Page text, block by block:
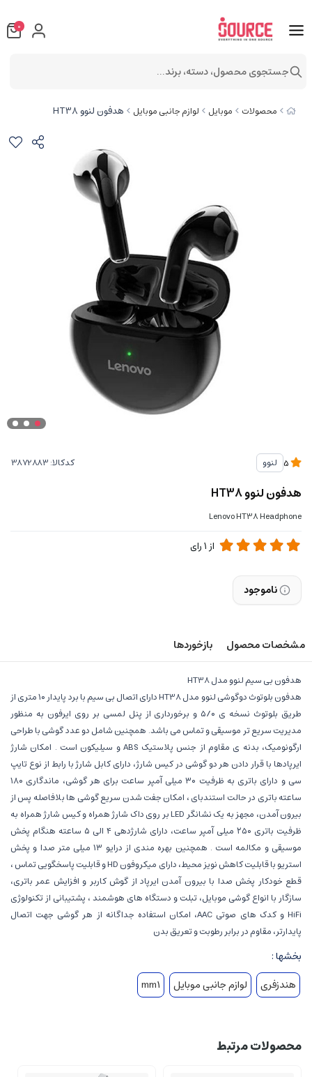
محصولات موبایل لوازم جانبی موبایل هدفون لنوو HT38
لنوو کدکالا:
هدفون لنوو HT38
Lenovo HT38 Headphone
از 1رای
ناموجود
مشخصات محصول بازخوردها
هدفون بی سیم لنوو مدل HT38
هدفون بلوتوث دوگوشی لنوو مدل HT38 دارای اتصال بی سیم با برد پایدار ۱۰ متری از
طریق بلوتوث نسخه ی ۵/۰ و برخورداری از پنل لمسی بر روی ایرفون به منظور
مدیریت سریع تر موسیقی و تماس می باشد. همچنین شامل دو عدد گوشی با طراحی
ارگونومیک، بدنه ی مقاوم از جنس پلاستیک ABS و سیلیکون است . امکان شارژ
ایرپادها با قرار دادن هر دو گوشی در کیس شارژ، دارای کابل شارژ با رابط از نوع تایپ
سی و دارای باتری به ظرفیت ۳۰ میلی آمپر ساعت برای هر گوشی، ماندگاری ۱۸۰
ساعته باتری در حالت استندبای ، امکان جفت شدن سریع گوشی ها بلافاصله پس از
بیرون آمدن، مجهز به یک نشانگر LED بر روی داک شارژ همراه و کیس شارژ همراه به
ظرفیت باتری ۲۵۰ میلی آمپر ساعت، دارای شارژدهی ۴ الی ۵ ساعته هنگام پخش
موسیقی و مکالمه است . همچنین بهره مندی از درایو ۱۳ میلی متر صدا و پخش
استریو با قابلیت کاهش نویز محیط، دارای میکروفون HD و قابلیت پاسخگویی تماس ،
قطع خودکار پخش صدا با بیرون آمدن ایرپاد از گوش کاربر و افزایش عمر باتری،
سازگار با انواع گوشی موبایل، تبلت و دستگاه های هوشمند ، پشتیبانی از تکنولوژی
HiFi و کدک های صوتی AAC، امکان استفاده جداگانه از هر گوشی جهت اتصال
پایدارتر، مقاوم در برابر رطوبت و تعریق بدن
بخشها :
هندزفری
لوازم جانبی موبایل mm1
محصولات مرتبط
0
جستجوی محصول، دسته، برند...